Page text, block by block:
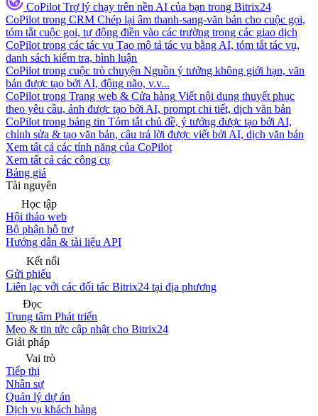
CoPilot Trợ lý chạy trên nền AI của bạn trong Bitrix24
CoPilot trong CRM Chép lại âm thanh-sang-văn bản cho cuộc gọi,
tóm tắt cuộc gọi, tự động điền vào các trường trong các giao dịch
CoPilot trong các tác vụ Tạo mô tả tác vụ bằng AI, tóm tắt tác vụ,
danh sách kiểm tra, bình luận
CoPilot trong cuộc trò chuyện Nguồn ý tưởng không giới hạn, văn
bản được tạo bởi AI, động não, v.v...
CoPilot trong Trang web & Cửa hàng Viết nội dung thuyết phục
theo yêu cầu, ảnh được tạo bởi AI, prompt chi tiết, dịch văn bản
CoPilot trong bảng tin Tóm tắt chủ đề, ý tưởng được tạo bởi AI,
chỉnh sửa & tạo văn bản, câu trả lời được viết bởi AI, dịch văn bản
Xem tất cả các tính năng của CoPilot
Xem tất cả các công cụ
Bảng giá
Tài nguyên
Học tập
Hội thảo web
Bộ phận hỗ trợ
Hướng dẫn & tài liệu API
Kết nối
Gửi phiếu
Liên lạc với các đối tác Bitrix24 tại địa phương
Đọc
Trung tâm Phát triển
Mẹo & tin tức cập nhật cho Bitrix24
Giải pháp
Vai trò
Tiếp thị
Nhân sự
Quản lý dự án
Dịch vụ khách hàng